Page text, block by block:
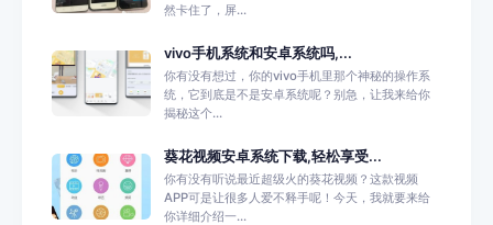
然卡住了，屏...
vivo手机系统和安卓系统吗,...
你有没有想过，你的vivo手机里那个神秘的操作系
统，它到底是不是安卓系统呢？别急，让我来给你
揭秘这个...
葵花视频安卓系统下载,轻松享受...
你有没有听说最近超级火的葵花视频？这款视频
APP可是让很多人爱不释手呢！今天，我就要来给
你详细介绍一...